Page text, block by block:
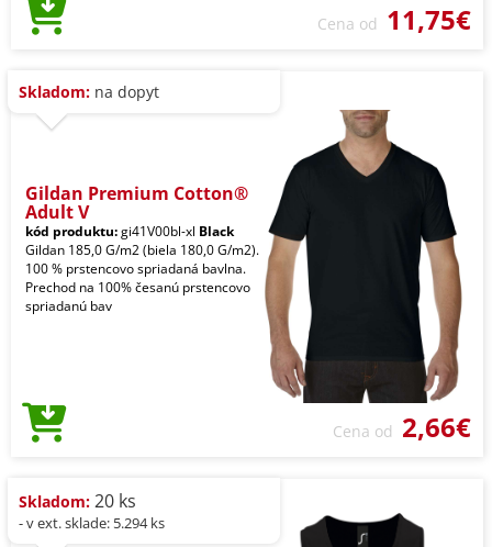
Cena od 11,75€
Skladom: na dopyt
Gildan Premium Cotton®
Adult V
kód produktu:gi41V00bl-xl Black
Gildan 185,0 G/m2 (biela 180,0 G/m2).
100 % prstencovo spriadaná bavlna.
Prechod na 100% česanú prstencovo
spriadanú bav
Cena od 2,66€
Skladom: 20 ks
- v ext. sklade: 5.294 ks